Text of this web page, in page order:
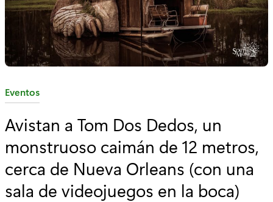
C
t
g
o
r
Eventos
Avistan a Tom Dos Dedos, un
monstruoso caimán de 12 metros,
cerca de Nueva Orleans (con una
sala de videojuegos en la boca)